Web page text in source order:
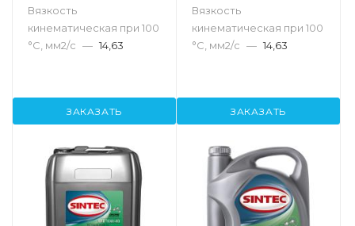
Вязкость
кинематическая при 100
°С, мм2/с — 14,63
ЗАКАЗАТЬ
Вязкость
кинематическая при 100
°С, мм2/с — 14,63
ЗАКАЗАТЬ